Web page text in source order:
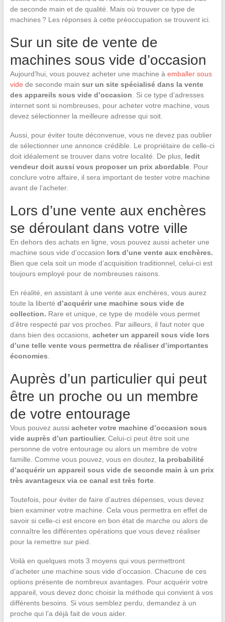
de seconde main et de qualité. Mais où trouver ce type de
machines ? Les réponses à cette préoccupation se trouvent ici.
Sur un site de vente de
machines sous vide d’occasion
Aujourd’hui, vous pouvez acheter une machine à emballer sous
vide de seconde main sur un site spécialisé dans la vente
des appareils sous vide d’occasion . Si ce type d’adresses
internet sont si nombreuses, pour acheter votre machine, vous
devez sélectionner la meilleure adresse qui soit.
Aussi, pour éviter toute déconvenue, vous ne devez pas oublier
de sélectionner une annonce crédible. Le propriétaire de celle-ci
doit idéalement se trouver dans votre localité. De plus, ledit
vendeur doit aussi vous proposer un prix abordable. Pour
conclure votre affaire, il sera important de tester votre machine
avant de l’acheter.
Lors d’une vente aux enchères
se déroulant dans votre ville
En dehors des achats en ligne, vous pouvez aussi acheter une
machine sous vide d’occasion lors d’une vente aux enchères.
Bien que cela soit un mode d’acquisition traditionnel, celui-ci est
toujours employé pour de nombreuses raisons.
En réalité, en assistant à une vente aux enchères, vous aurez
toute la liberté d’acquérir une machine sous vide de
collection. Rare et unique, ce type de modèle vous permet
d’être respecté par vos proches. Par ailleurs, il faut noter que
dans bien des occasions, acheter un appareil sous vide lors
d’une telle vente vous permettra de réaliser d’importantes
économies
Auprès d’un particulier qui peut
être un proche ou un membre
de votre entourage
Vous pouvez aussi acheter votre machine d’occasion sous
vide auprès d’un particulier. Celui-ci peut être soit une
personne de votre entourage ou alors un membre de votre
famille. Comme vous pouvez, vous en doutez, la probabilité
d’acquérir un appareil sous vide de seconde main à un prix
très avantageux via ce canal est très forte.
Toutefois, pour éviter de faire d’autres dépenses, vous devez
bien examiner votre machine. Cela vous permettra en effet de
savoir si celle-ci est encore en bon état de marche ou alors de
connaître les différentes opérations que vous devez réaliser
pour la remettre sur pied.
Voilà en quelques mots 3 moyens qui vous permettront
d’acheter une machine sous vide d’occasion. Chacune de ces
options présente de nombreux avantages. Pour acquérir votre
appareil, vous devez donc choisir la méthode qui convient à vos
différents besoins. Si vous semblez perdu, demandez à un
proche qui l’a déjà fait de vous aider.